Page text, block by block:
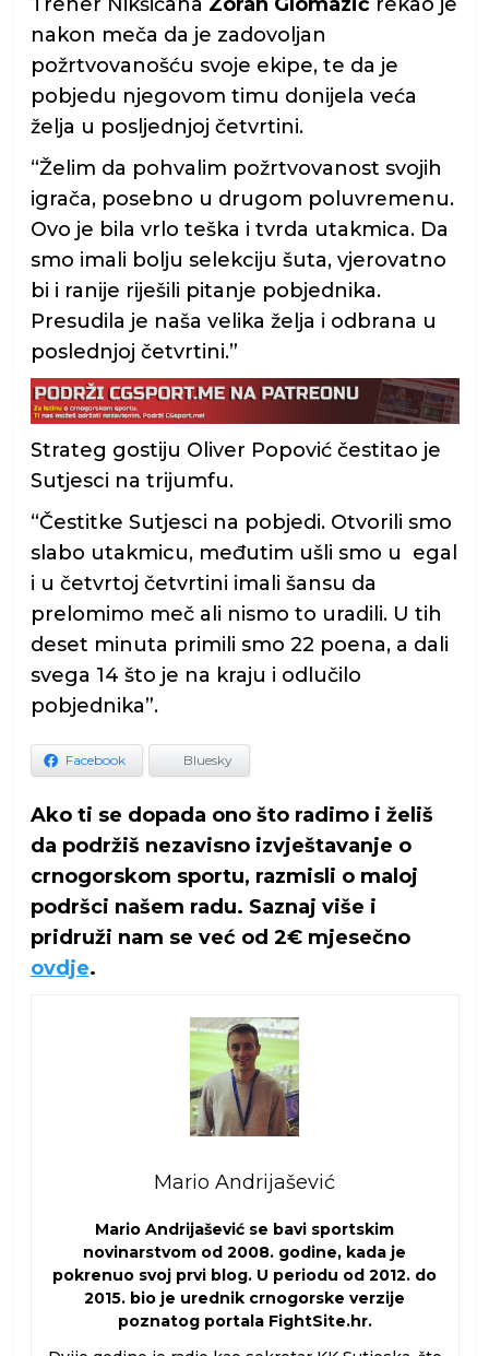
nakon meča da je zadovoljan
požrtvovanošću svoje ekipe, te da je
pobjedu njegovom timu donijela veća
želja u posljednjoj četvrtini.
“Želim da pohvalim požrtvovanost svojih
igrača, posebno u drugom poluvremenu.
Ovo je bila vrlo teška i tvrda utakmica. Da
smo imali bolju selekciju šuta, vjerovatno
bi i ranije riješili pitanje pobjednika.
Presudila je naša velika želja i odbrana u
poslednjoj četvrtini.”
Strateg gostiju Oliver Popović čestitao je
Sutjesci na trijumfu.
“Čestitke Sutjesci na pobjedi. Otvorili smo
slabo utakmicu, međutim ušli smo u egal
i u četvrtoj četvrtini imali šansu da
prelomimo meč ali nismo to uradili. U tih
deset minuta primili smo 22 poena, a dali
svega 14 što je na kraju i odlučilo
pobjednika”.
Facebook Bluesky
Ako ti se dopada ono što radimo i želiš
da podržiš nezavisno izvještavanje o
crnogorskom sportu, razmisli o maloj
podršci našem radu. Saznaj više i
pridruži nam se već od 2€ mjesečno
ovdje.
Mario Andrijašević
Mario Andrijašević se bavi sportskim
novinarstvom od 2008. godine, kada je
pokrenuo svoj prvi blog. U periodu od 2012. do
2015. bio je urednik crnogorske verzije
poznatog portala FightSite.hr.